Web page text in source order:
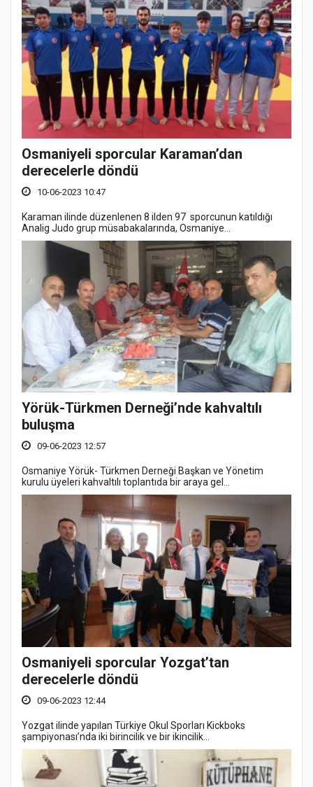
Osmaniyeli sporcular Karaman’dan
derecelerle döndü
10-06-2023 10:47
Karaman ilinde düzenlenen 8 ilden 97 sporcunun katıldığı
Analig Judo grup müsabakalarında, Osmaniye...
Yörük-Türkmen Derneği’nde kahvaltılı
buluşma
09-06-2023 12:57
Osmaniye Yörük- Türkmen Derneği Başkan ve Yönetim
kurulu üyeleri kahvaltılı toplantıda bir araya gel...
Osmaniyeli sporcular Yozgat’tan
derecelerle döndü
09-06-2023 12:44
Yozgat ilinde yapılan Türkiye Okul Sporları Kickboks
şampiyonası’nda iki birincilik ve bir ikincilik...